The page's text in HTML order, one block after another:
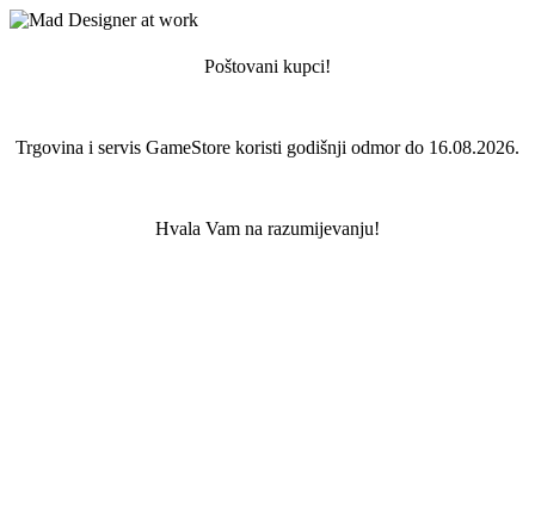
Poštovani kupci!
Trgovina i servis GameStore koristi godišnji odmor do 16.08.2026.
Hvala Vam na razumijevanju!